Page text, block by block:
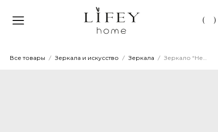
( )
Все товары Зеркала и искусство Зеркала Зеркало “Неоклассика” 90х180